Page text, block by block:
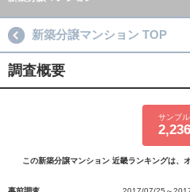
新築分譲マンション TOP
調査概要
サンプ
2,236
この新築分譲マンション 近畿ランキングは、